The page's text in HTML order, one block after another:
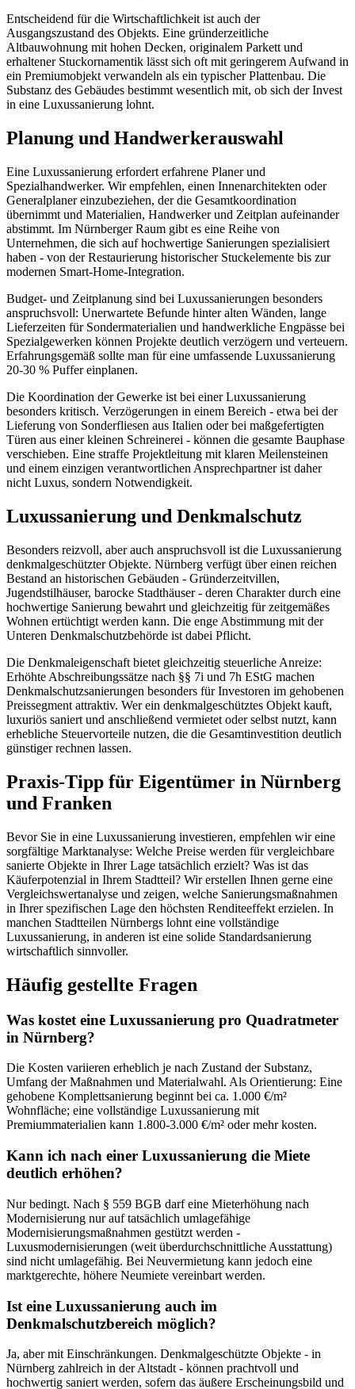
Entscheidend für die Wirtschaftlichkeit ist auch der
Ausgangszustand des Objekts. Eine gründerzeitliche
Altbauwohnung mit hohen Decken, originalem Parkett und
erhaltener Stuckornamentik lässt sich oft mit geringerem Aufwand in
ein Premiumobjekt verwandeln als ein typischer Plattenbau. Die
Substanz des Gebäudes bestimmt wesentlich mit, ob sich der Invest
in eine Luxussanierung lohnt.
Planung und Handwerkerauswahl
Eine Luxussanierung erfordert erfahrene Planer und
Spezialhandwerker. Wir empfehlen, einen Innenarchitekten oder
Generalplaner einzubeziehen, der die Gesamtkoordination
übernimmt und Materialien, Handwerker und Zeitplan aufeinander
abstimmt. Im Nürnberger Raum gibt es eine Reihe von
Unternehmen, die sich auf hochwertige Sanierungen spezialisiert
haben - von der Restaurierung historischer Stuckelemente bis zur
modernen Smart-Home-Integration.
Budget- und Zeitplanung sind bei Luxussanierungen besonders
anspruchsvoll: Unerwartete Befunde hinter alten Wänden, lange
Lieferzeiten für Sondermaterialien und handwerkliche Engpässe bei
Spezialgewerken können Projekte deutlich verzögern und verteuern.
Erfahrungsgemäß sollte man für eine umfassende Luxussanierung
20-30 % Puffer einplanen.
Die Koordination der Gewerke ist bei einer Luxussanierung
besonders kritisch. Verzögerungen in einem Bereich - etwa bei der
Lieferung von Sonderfliesen aus Italien oder bei maßgefertigten
Türen aus einer kleinen Schreinerei - können die gesamte Bauphase
verschieben. Eine straffe Projektleitung mit klaren Meilensteinen
und einem einzigen verantwortlichen Ansprechpartner ist daher
nicht Luxus, sondern Notwendigkeit.
Luxussanierung und Denkmalschutz
Besonders reizvoll, aber auch anspruchsvoll ist die Luxussanierung
denkmalgeschützter Objekte. Nürnberg verfügt über einen reichen
Bestand an historischen Gebäuden - Gründerzeitvillen,
Jugendstilhäuser, barocke Stadthäuser - deren Charakter durch eine
hochwertige Sanierung bewahrt und gleichzeitig für zeitgemäßes
Wohnen ertüchtigt werden kann. Die enge Abstimmung mit der
Unteren Denkmalschutzbehörde ist dabei Pflicht.
Die Denkmaleigenschaft bietet gleichzeitig steuerliche Anreize:
Erhöhte Abschreibungssätze nach §§ 7i und 7h EStG machen
Denkmalschutzsanierungen besonders für Investoren im gehobenen
Preissegment attraktiv. Wer ein denkmalgeschütztes Objekt kauft,
luxuriös saniert und anschließend vermietet oder selbst nutzt, kann
erhebliche Steuervorteile nutzen, die die Gesamtinvestition deutlich
günstiger rechnen lassen.
Praxis-Tipp für Eigentümer in Nürnberg
und Franken
Bevor Sie in eine Luxussanierung investieren, empfehlen wir eine
sorgfältige Marktanalyse: Welche Preise werden für vergleichbare
sanierte Objekte in Ihrer Lage tatsächlich erzielt? Was ist das
Käuferpotenzial in Ihrem Stadtteil? Wir erstellen Ihnen gerne eine
Vergleichswertanalyse und zeigen, welche Sanierungsmaßnahmen
in Ihrer spezifischen Lage den höchsten Renditeeffekt erzielen. In
manchen Stadtteilen Nürnbergs lohnt eine vollständige
Luxussanierung, in anderen ist eine solide Standardsanierung
wirtschaftlich sinnvoller.
Häufig gestellte Fragen
Was kostet eine Luxussanierung pro Quadratmeter
in Nürnberg?
Die Kosten variieren erheblich je nach Zustand der Substanz,
Umfang der Maßnahmen und Materialwahl. Als Orientierung: Eine
gehobene Komplettsanierung beginnt bei ca. 1.000 €/m²
Wohnfläche; eine vollständige Luxussanierung mit
Premiummaterialien kann 1.800-3.000 €/m² oder mehr kosten.
Kann ich nach einer Luxussanierung die Miete
deutlich erhöhen?
Nur bedingt. Nach § 559 BGB darf eine Mieterhöhung nach
Modernisierung nur auf tatsächlich umlagefähige
Modernisierungsmaßnahmen gestützt werden -
Luxusmodernisierungen (weit überdurchschnittliche Ausstattung)
sind nicht umlagefähig. Bei Neuvermietung kann jedoch eine
marktgerechte, höhere Neumiete vereinbart werden.
Ist eine Luxussanierung auch im
Denkmalschutzbereich möglich?
Ja, aber mit Einschränkungen. Denkmalgeschützte Objekte - in
Nürnberg zahlreich in der Altstadt - können prachtvoll und
hochwertig saniert werden, sofern das äußere Erscheinungsbild und